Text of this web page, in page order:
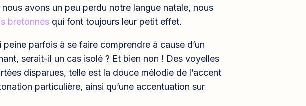
avons un peu perdu notre langue natale, nous
bretonnesqui font toujours leur petit effet.
parfois à se faire comprendre à cause d’un
serait-il un cas isolé ? Et bien non ! Des voyelles
disparues, telle est la douce mélodie de l’accent
particulière, ainsi qu’une accentuation sur